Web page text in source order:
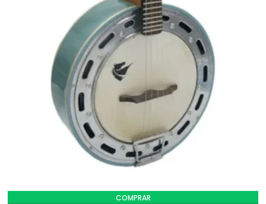
COMPRAR